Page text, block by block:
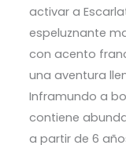
activar a
espeluznante
con acento
una aventura
Inframundo a
contiene
a partir de 6